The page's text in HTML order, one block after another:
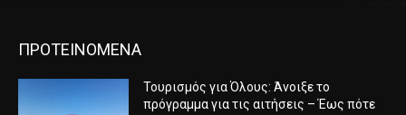
ΠΡΟΤΕΙΝΟΜΕΝΑ
Τουρισμός για Όλους: Άνοιξε το
πρόγραμμα για τις αιτήσεις – Έως πότε